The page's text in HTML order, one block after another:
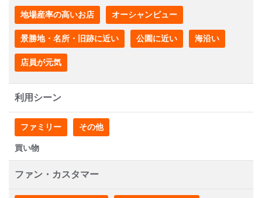
地場産率の高いお店 オーシャンビュー
景勝地・名所・旧跡に近い 公園に近い 海沿い
店員が元気
利用シーン
ファミリー その他
買い物
ファン・カスタマー